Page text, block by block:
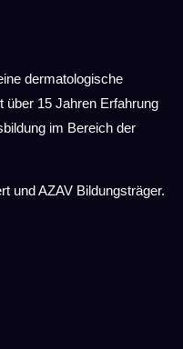
dermatologische
15 Jahren Erfahrung
im Bereich der
und AZAV Bildungsträger.